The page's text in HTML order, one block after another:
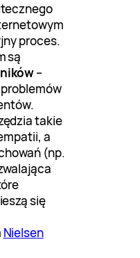
proces.
są
–
takie
a
(np.
się
Nielsen